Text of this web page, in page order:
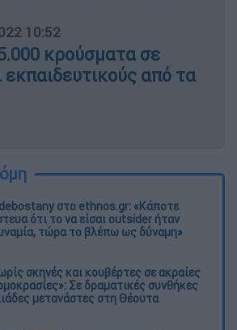
10:52
κρούσματα σε
εκπαιδευτικούς από τα
στο ethnos.gr: «Κάποτε
ότι το να είσαι outsider ήταν
τώρα το βλέπω ως δύναμη»
σκηνές και κουβέρτες σε ακραίες
Σε δραματικές συνθήκες
μετανάστες στη Θέουτα